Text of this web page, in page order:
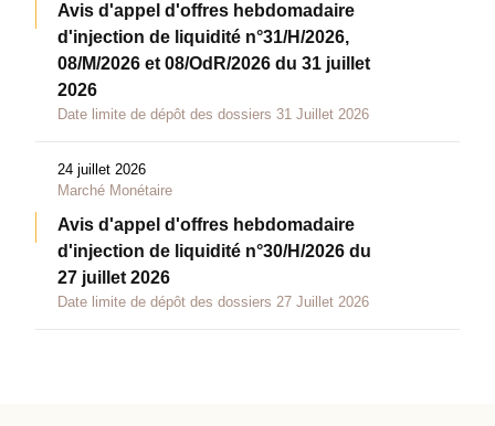
Avis d'appel d'offres hebdomadaire
d'injection de liquidité n°31/H/2026,
08/M/2026 et 08/OdR/2026 du 31 juillet
2026
Date limite de dépôt des dossiers 31 Juillet 2026
24 juillet 2026
Marché Monétaire
Avis d'appel d'offres hebdomadaire
d'injection de liquidité n°30/H/2026 du
27 juillet 2026
Date limite de dépôt des dossiers 27 Juillet 2026